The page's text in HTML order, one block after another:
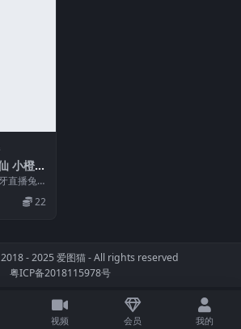
小橙子
2.7
直播兔
蹈合集
22
- 2025爱图猫- All rights reserved
粤ICP备2018115978号
视频 会员 我的